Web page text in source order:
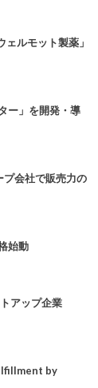
ルモット製薬」
ー」を開発・導
プ会社で販売力の
始動
アップ企業
by